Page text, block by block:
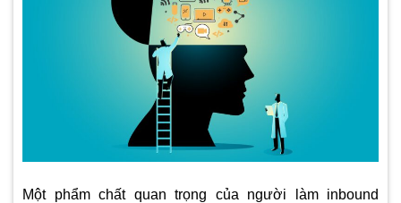
Một phẩm chất quan trọng của người làm inbound